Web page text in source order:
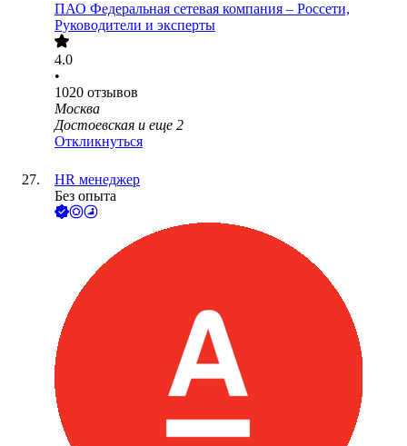
ПАО Федеральная сетевая компания – Россети,
Руководители и эксперты
4.0
•
1020 отзывов
Москва
Достоевская и еще 2
Откликнуться
HR менеджер
Без опыта